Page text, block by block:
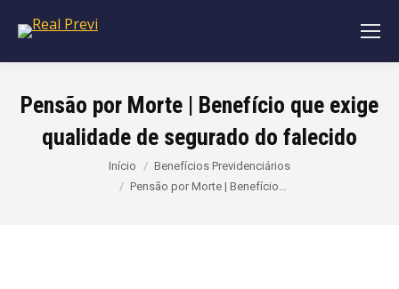
Pensão por Morte | Benefício que exige
qualidade de segurado do falecido
Você está aqui:Início
Benefícios Previdenciários
Pensão por Morte | Benefício…